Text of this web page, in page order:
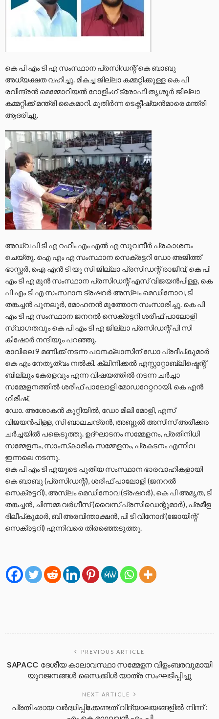
കെ പി എം ടി എ സംസ്ഥാന പ്രസിഡന്റ്‌ കെ ബാബു
അധ്യക്ഷത വഹിച്ചു. മികച്ച ജില്ലാ കമ്മറ്റിക്കുള്ള കെ പി
രവീന്ദ്രൻ മെമ്മോറിയൽ റോളിംഗ് ട്രോഫി തൃശൂർ ജില്ലാ
കമ്മറ്റിക്ക് മന്ത്രി കൈമാറി. മുതിർന്ന ടെക്നീഷ്യൻമാരെ മന്ത്രി
ആദരിച്ചു.
അഡ്വ പി ടി എ റഹീം എം എൽ എ സുവനീർ പ്രകാശനം
ചെയ്തു. ഐ എം എ സംസ്ഥാന സെക്രട്ടറി ഡോ അജിത്ത്
ഭാസ്ക്കർ, ഐ എൻ ടി യു സി ജില്ലാ പ്രസിഡന്റ്‌ രാജീവ്‌, കെ പി
എം ടി എ മുൻ സംസ്ഥാന പ്രസിഡന്റ് എസ് വിജയൻപിള്ള, കെ
പി എം ടി എ സംസ്ഥാന ട്രഷറർ അസ്‌ലം മെഡിനോവ, ടി
തങ്കച്ചൻ പുനലൂർ, മോഹനൻ മുത്തോന സംസാരിച്ചു. കെ പി
എം ടി എ സംസ്ഥാന ജനറൽ സെക്രട്ടറി ശരീഫ് പാലോളി
സ്വാഗതവും കെ പി എം ടി എ ജില്ലാ പ്രസിഡന്റ്‌ പി സി
കിഷോർ നന്ദിയും പറഞ്ഞു.
രാവിലെ 9 മണിക്ക് നടന്ന പഠനക്ലാസിന് ഡോ പ്രദീപ്കുമാർ
കെ എം നേതൃത്വം നൽകി. ക്ലിനിക്കൽ എസ്റ്റാറ്റാബ്ലിഷ്മെന്റ്
ബില്ലും കേരളവും എന്ന വിഷയത്തിൽ നടന്ന ചർച്ചാ
സമ്മേളനത്തിൽ ശരീഫ് പാലോളി മോഡറേറ്ററായി. കെ എൻ
ഗിരീഷ്,
ഡോ. അശോകൻ കുറ്റിയിൽ, ഡോ മിലി മോളി, എസ്
വിജയൻപിള്ള, സി ബാലചന്ദ്രൻ, അബ്ദുൽ അസീസ് അരീക്കര
ചർച്ചയിൽ പങ്കെടുത്തു. ഉദ്ഘാടനം സമ്മേളനം, പ്രതിനിധി
സമ്മേളനം, സാംസ്‌കാരിക സമ്മേളനം, പ്രകടനം എന്നിവ
ഇന്നലെ നടന്നു.
കെ പി എം ടി എയുടെ പുതിയ സംസ്ഥാന ഭാരവാഹികളായി
കെ ബാബു (പ്രസിഡന്റ്‌), ശരീഫ് പാലോളി (ജനറൽ
സെക്രട്ടറി), അസ്‌ലം മെഡിനോവ (ട്രഷറർ), കെ പി അമൃത, ടി
തങ്കച്ചൻ, ചിന്നമ്മ വർഗീസ് (വൈസ് പ്രസിഡെന്റുമാർ), പ്രമീള
ദിലീപ്കുമാർ, ബി അരവിന്താക്ഷൻ, പി ടി വിനോദ് (ജോയിന്റ്
സെക്രട്ടറി) എന്നിവരെ തിരഞ്ഞെടുത്തു.
PREVIOUS ARTICLE
SAPACC ദേശീയ കാലാവസ്ഥാ സമ്മേളന വിളംബരവുമായി
യുവജനങ്ങൾ സൈക്കിൾ യാത്ര സംഘടിപ്പിച്ചു
NEXT ARTICLE
പ്രതിഛായ വർദ്ധിപ്പിക്കേണ്ടത് വിദ്യാലയങ്ങളിൽ നിന്ന് :